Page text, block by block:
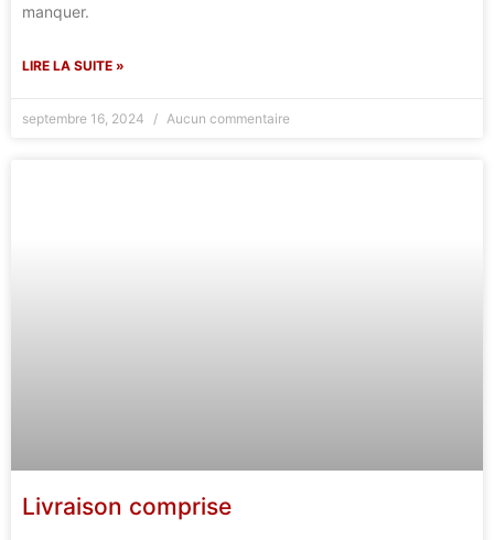
manquer.
LIRE LA SUITE »
septembre 16, 2024 Aucun commentaire
Livraison comprise